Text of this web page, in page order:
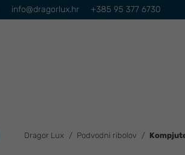
info@dragorlux.hr +385 95 377 6730
Dragor Lux Podvodni ribolov